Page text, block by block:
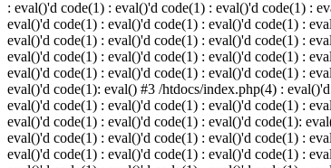
: eval()'d code(1) : eval()'d code(1) : eval()'d code(1) :
eval()'d code(1) : eval()'d code(1) : eval()'d code(1) :
eval()'d code(1) : eval()'d code(1) : eval()'d code(1) :
eval()'d code(1) : eval()'d code(1) : eval()'d code(1) :
eval()'d code(1) : eval()'d code(1) : eval()'d code(1) :
eval()'d code(1): eval() #3 /htdocs/index.php(4) :
eval()'d code(1) : eval()'d code(1) : eval()'d code(1) :
eval()'d code(1) : eval()'d code(1) : eval()'d code(1):
eval()'d code(1) : eval()'d code(1) : eval()'d code(1) :
eval()'d code(1) : eval()'d code(1) : eval()'d code(1) :